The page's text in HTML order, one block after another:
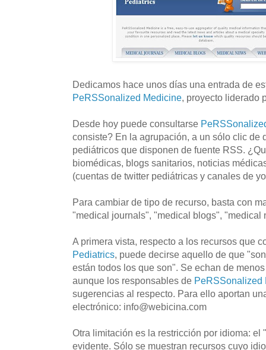
Dedicamos hace unos días una entrada de
PeRSSonalized Medicine, proyecto liderado
Desde hoy puede consultarse
consiste? En la agrupación, a un sólo clic de
pediátricos que disponen de fuente RSS.
biomédicas, blogs sanitarios, noticias
(cuentas de twitter pediátricas y canales de
Para cambiar de tipo de recurso, basta con
"medical journals", "medical blogs", "medical
A primera vista, respecto a los recursos que
Pediatrics, puede decirse aquello de que
están todos los que son". Se echan de
aunque los responsables de
sugerencias al respecto. Para ello aportan
electrónico: info@webicina.com
Otra limitación es la restricción por idioma: el
evidente. Sólo se muestran recursos cuyo